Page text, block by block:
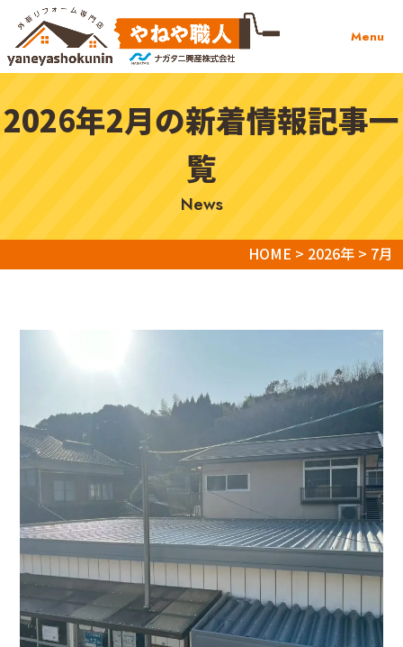
Menu
2026年2月の新着情報記事一
覧
news
HOME > 2026年> 7月